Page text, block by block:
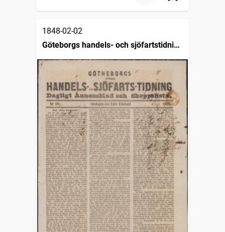
1848-02-02
Göteborgs handels- och sjöfartstidning